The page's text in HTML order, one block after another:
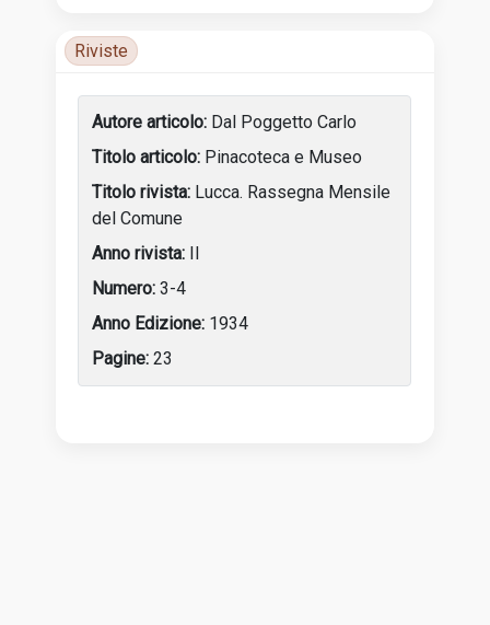
Riviste
Dal Poggetto Carlo
Pinacoteca e Museo
Lucca. Rassegna Mensile
del Comune
3-4
1934
23